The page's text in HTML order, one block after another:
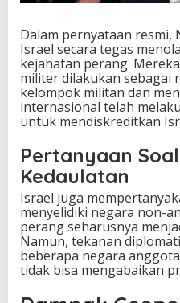
Dalam pernyataan resmi,
Israel secara tegas
kejahatan perang.
militer dilakukan sebagai
kelompok militan dan
internasional telah
untuk mendiskreditkan
Pertanyaan
Kedaulatan
Israel juga
menyelidiki negara non-
perang seharusnya
Namun, tekanan
beberapa negara
tidak bisa mengabaikan